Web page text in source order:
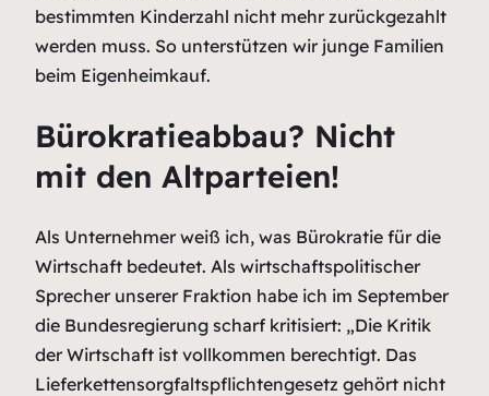
bestimmten Kinderzahl nicht mehr zurückgezahlt
werden muss. So unterstützen wir junge Familien
beim Eigenheimkauf.
Bürokratieabbau? Nicht
mit den Altparteien!
Als Unternehmer weiß ich, was Bürokratie für die
Wirtschaft bedeutet. Als wirtschaftspolitischer
Sprecher unserer Fraktion habe ich im September
die Bundesregierung scharf kritisiert: „Die Kritik
der Wirtschaft ist vollkommen berechtigt. Das
Lieferkettensorgfaltspflichtengesetz gehört nicht